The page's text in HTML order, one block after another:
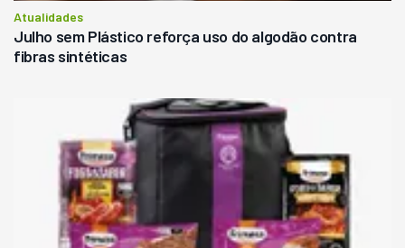
Atualidades
Julho sem Plástico reforça uso do algodão contra
fibras sintéticas